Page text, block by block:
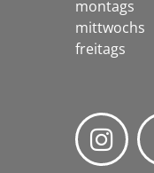
montags
mittwochs
freitags